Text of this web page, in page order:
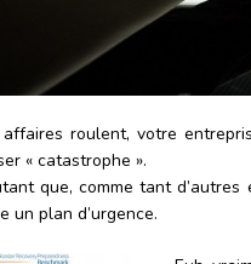
roulent, votre
« catastrophe ».
que, comme tant
un plan d’urgence.